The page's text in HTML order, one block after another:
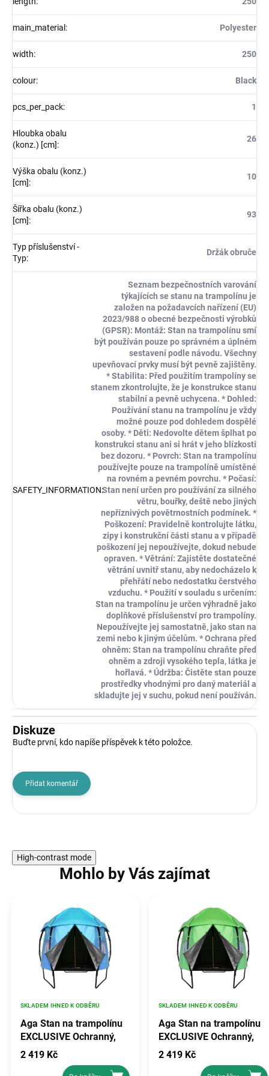
main_material : Polyester
width: 250
colour: Black
pcs_per_pack: 1
Hloubka obalu
(konz.) [cm]:
26
Výška obalu (konz.)
[cm]:
10
Šířka obalu (konz.)
[cm]:
93
Typ příslušenství -
Typ:
Držák obruče
SAFETY_INFORMATION:
Seznam bezpečnostních varování
týkajících se stanu na trampolínu je
založen na požadavcích nařízení (EU)
2023/988 o obecné bezpečnosti výrobků
(GPSR): Montáž: Stan na trampolínu smí
být používán pouze po správném a úplném
sestavení podle návodu. Všechny
upevňovací prvky musí být pevně zajištěny.
* Stabilita: Před použitím trampolíny se
stanem zkontrolujte, že je konstrukce stanu
stabilní a pevně uchycena. * Dohled:
Používání stanu na trampolínu je vždy
možné pouze pod dohledem dospělé
osoby. * Děti: Nedovolte dětem šplhat po
konstrukci stanu ani si hrát v jeho blízkosti
bez dozoru. * Povrch: Stan na trampolínu
používejte pouze na trampolíně umístěné
na rovném a pevném povrchu. * Počasí:
Stan není určen pro používání za silného
větru, bouřky, deště nebo jiných
nepříznivých povětrnostních podmínek. *
Poškození: Pravidelně kontrolujte látku,
zipy i konstrukční části stanu a v případě
poškození jej nepoužívejte, dokud nebude
opraven. * Větrání: Zajistěte dostatečné
větrání uvnitř stanu, aby nedocházelo k
přehřátí nebo nedostatku čerstvého
vzduchu. * Použití v souladu s určením:
Stan na trampolínu je určen výhradně jako
doplňkové příslušenství pro trampolíny.
Nepoužívejte jej samostatně, jako stan na
zemi nebo k jiným účelům. * Ochrana před
ohněm: Stan na trampolínu chraňte před
ohněm a zdroji vysokého tepla, látka je
hořlavá. * Údržba: Čistěte stan pouze
prostředky vhodnými pro daný materiál a
skladujte jej v suchu, pokud není používán.
Diskuze
Buďte první, kdo napíše příspěvek k této položce.
Přidat komentář
High-contrast mode
Mohlo by Vás zajímat
Aga Stan na trampolínu
EXCLUSIVE Ochranný,
250 cm, světle modrý,
polyester, nosnost 150
SKLADEM IHNED K ODBĚRU
2 419 Kč
Aga Stan na trampolínu
EXCLUSIVE Ochranný,
250 cm, Světle zelený,
Nosnost 150 kg
SKLADEM IHNED K ODBĚRU
2 419 Kč